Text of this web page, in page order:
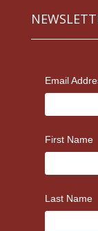
Email
First Name
Last Name